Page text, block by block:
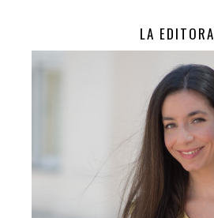
LA EDITORA